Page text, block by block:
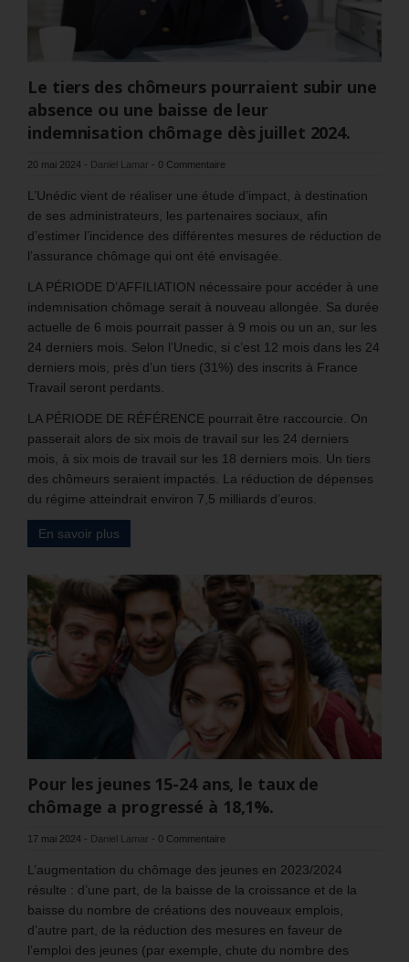
Le tiers des chômeurs pourraient subir une
absence ou une baisse de leur
indemnisation chômage dès juillet 2024.
20 mai 2024 - Daniel Lamar - 0 Commentaire
L’Unédic vient de réaliser une étude d’impact, à destination
de ses administrateurs, les partenaires sociaux, afin
d’estimer l’incidence des différentes mesures de réduction de
l’assurance chômage qui ont été envisagée.
LA PÉRIODE D’AFFILIATION nécessaire pour accéder à une
indemnisation chômage serait à nouveau allongée. Sa durée
actuelle de 6 mois pourrait passer à 9 mois ou un an, sur les
24 derniers mois. Selon l’Unedic, si c’est 12 mois dans les 24
derniers mois, près d’un tiers (31%) des inscrits à France
Travail seront perdants.
LA PÉRIODE DE RÉFÉRENCE pourrait être raccourcie. On
passerait alors de six mois de travail sur les 24 derniers
mois, à six mois de travail sur les 18 derniers mois. Un tiers
des chômeurs seraient impactés. La réduction de dépenses
du régime atteindrait environ 7,5 milliards d’euros.
En savoir plus
Pour les jeunes 15-24 ans, le taux de
chômage a progressé à 18,1%.
17 mai 2024 - Daniel Lamar - 0 Commentaire
L’augmentation du chômage des jeunes en 2023/2024
résulte : d’une part, de la baisse de la croissance et de la
baisse du nombre de créations des nouveaux emplois,
d’autre part, de la réduction des mesures en faveur de
l’emploi des jeunes (par exemple, chute du nombre des